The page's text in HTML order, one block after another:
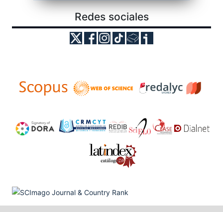
Redes sociales